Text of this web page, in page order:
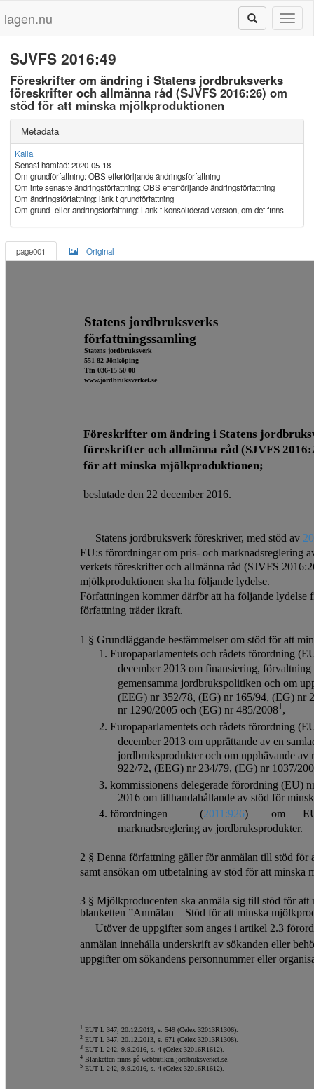
lagen.nu
SJVFS 2016:49
Föreskrifter om ändring i Statens jordbruksverks
föreskrifter och allmänna råd (SJVFS 2016:26) om
stöd för att minska mjölkproduktionen
Metadata
Källa
Senast hämtad: 2020-05-18
Om grundförfattning: OBS efterförljande ändringsförfattning
Om inte senaste ändringsförfattning: OBS efterförljande ändringsförfattning
Om ändringsförfattning: länk t grundförfattning
Om grund- eller ändringsförfattning: Länk t konsoliderad version, om det finns
page001 Original
Statens jordbruksverks
författningssamling
Statens jordbruksverk
551 82 Jönköping
Tfn 036-15 50 00
www.jordbruksverket.se
Föreskrifter om ändring i Statens
föreskrifter och allmänna råd (SJVFS
för att minska mjölkproduktionen;
beslutade den 22 december 2016.
Statens jordbruksverk föreskriver, med stöd av
EU:s förordningar om pris- och marknadsreglering
verkets föreskrifter och allmänna råd (SJVFS
mjölkproduktionen ska ha följande lydelse.
Författningen kommer därför att ha följande lydelse
författning träder ikraft.
1 § Grundläggande bestämmelser om stöd för att
1. Europaparlamentets och rådets förordning
december 2013 om finansiering,
gemensamma jordbrukspolitiken och om
(EEG) nr 352/78, (EG) nr 165/94, (EG) nr
nr 1290/2005 och (EG) nr 485/20081,
2. Europaparlamentets och rådets förordning
december 2013 om upprättande av en
jordbruksprodukter och om upphävande
922/72, (EEG) nr 234/79, (EG) nr 1037/
3. kommissionens delegerade förordning (EU)
2016 om tillhandahållande av stöd för
4. förordningen
(2011:926) om
marknadsreglering av jordbruksprodukter.
2 § Denna författning gäller för anmälan till stöd för
samt ansökan om utbetalning av stöd för att minska
3 § Mjölkproducenten ska anmäla sig till stöd för
blanketten ”Anmälan – Stöd för att minska
Utöver de uppgifter som anges i artikel 2.3
anmälan innehålla underskrift av sökanden eller
uppgifter om sökandens personnummer eller
1 EUT L 347, 20.12.2013, s. 549 (Celex 32013R1306).
2 EUT L 347, 20.12.2013, s. 671 (Celex 32013R1308).
3 EUT L 242, 9.9.2016, s. 4 (Celex 32016R1612).
4 Blanketten finns på webbutiken.jordbruksverket.se.
5 EUT L 242, 9.9.2016, s. 4 (Celex 32016R1612).